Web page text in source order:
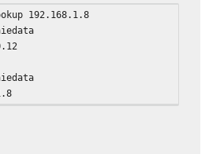
192.168.1.8